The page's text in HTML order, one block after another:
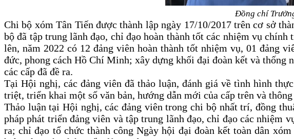
Đồng chí
Chi bộ xóm Tân Tiến được thành lập ngày 17/10/2017 trên cơ sở
bộ đã tập trung lãnh đạo, chỉ đạo hoàn thành tốt các nhiệm vụ
lên, năm 2022 có 12 đảng viên hoàn thành tốt nhiệm vụ, 01 đảng
đức, phong cách Hồ Chí Minh; xây dựng khối đại đoàn kết và
các cấp đã đề ra.
Tại Hội nghị, các đảng viên đã thảo luận, đánh giá về tình hình
triệt, triển khai một số văn bản, hướng dẫn mới của cấp trên và
Thảo luận tại Hội nghị, các đảng viên trong chi bộ nhất trí, đồng
pháp phát triển đảng viên và tập trung lãnh đạo, chỉ đạo các nhiệm
ra; chỉ đạo tổ chức thành công Ngày hội đại đoàn kết toàn dân